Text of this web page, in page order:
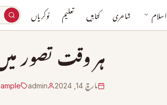
اسلام شاعری کتابیں تعلیم نوکریاں
ہر وقت تصور
مارچ 14, 2024 admin